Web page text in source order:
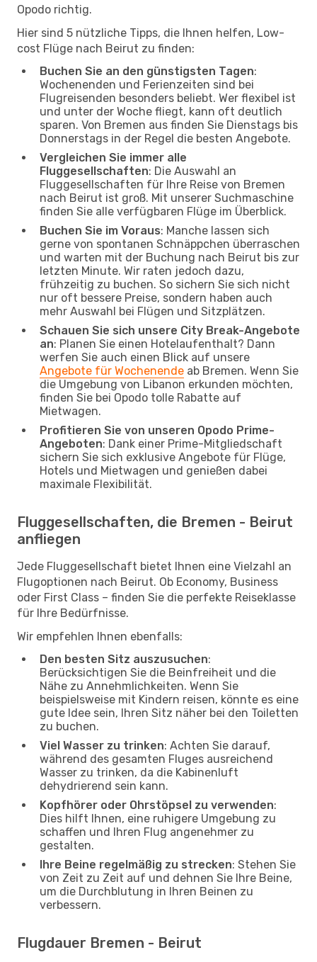
Opodo richtig.
Hier sind 5 nützliche Tipps, die Ihnen helfen, Low-
cost Flüge nach Beirut zu finden:
Buchen Sie an den günstigsten Tagen:
Wochenenden und Ferienzeiten sind bei
Flugreisenden besonders beliebt. Wer flexibel ist
und unter der Woche fliegt, kann oft deutlich
sparen. Von Bremen aus finden Sie Dienstags bis
Donnerstags in der Regel die besten Angebote.
Vergleichen Sie immer alle
Fluggesellschaften: Die Auswahl an
Fluggesellschaften für Ihre Reise von Bremen
nach Beirut ist groß. Mit unserer Suchmaschine
finden Sie alle verfügbaren Flüge im Überblick.
Buchen Sie im Voraus: Manche lassen sich
gerne von spontanen Schnäppchen überraschen
und warten mit der Buchung nach Beirut bis zur
letzten Minute. Wir raten jedoch dazu,
frühzeitig zu buchen. So sichern Sie sich nicht
nur oft bessere Preise, sondern haben auch
mehr Auswahl bei Flügen und Sitzplätzen.
Schauen Sie sich unsere City Break-Angebote
an: Planen Sie einen Hotelaufenthalt? Dann
werfen Sie auch einen Blick auf unsere
Angebote für Wochenende ab Bremen. Wenn Sie
die Umgebung von Libanon erkunden möchten,
finden Sie bei Opodo tolle Rabatte auf
Mietwagen.
Profitieren Sie von unseren Opodo Prime-
Angeboten: Dank einer Prime-Mitgliedschaft
sichern Sie sich exklusive Angebote für Flüge,
Hotels und Mietwagen und genießen dabei
maximale Flexibilität.
Fluggesellschaften, die Bremen - Beirut
anfliegen
Jede Fluggesellschaft bietet Ihnen eine Vielzahl an
Flugoptionen nach Beirut. Ob Economy, Business
oder First Class – finden Sie die perfekte Reiseklasse
für Ihre Bedürfnisse.
Wir empfehlen Ihnen ebenfalls:
Den besten Sitz auszusuchen:
Berücksichtigen Sie die Beinfreiheit und die
Nähe zu Annehmlichkeiten. Wenn Sie
beispielsweise mit Kindern reisen, könnte es eine
gute Idee sein, Ihren Sitz näher bei den Toiletten
zu buchen.
Viel Wasser zu trinken: Achten Sie darauf,
während des gesamten Fluges ausreichend
Wasser zu trinken, da die Kabinenluft
dehydrierend sein kann.
Kopfhörer oder Ohrstöpsel zu verwenden:
Dies hilft Ihnen, eine ruhigere Umgebung zu
schaffen und Ihren Flug angenehmer zu
gestalten.
Ihre Beine regelmäßig zu strecken: Stehen Sie
von Zeit zu Zeit auf und dehnen Sie Ihre Beine,
um die Durchblutung in Ihren Beinen zu
verbessern.
Flugdauer Bremen - Beirut